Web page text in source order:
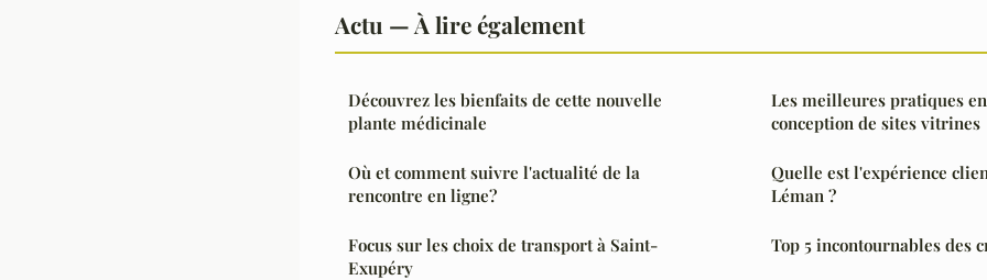
Actu — À lire également
Découvrez les bienfaits de cette nouvelle
plante médicinale
Où et comment suivre l'actualité de la
rencontre en ligne?
Focus sur les choix de transport à Saint-
Exupéry
Les meilleures pratiques
conception de sites vitrines
Quelle est l'expérience
Léman ?
Top 5 incontournables des